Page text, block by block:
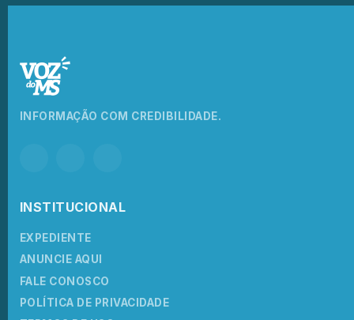
INFORMAÇÃO COM CREDIBILIDADE.
INSTITUCIONAL
EXPEDIENTE
ANUNCIE AQUI
FALE CONOSCO
POLÍTICA DE PRIVACIDADE